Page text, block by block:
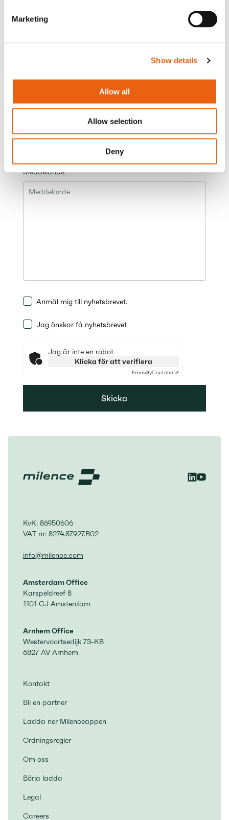
Marketing
Show details
Allow all
Allow selection
Deny
El/tekniskt underhåll
Renhållning
(anläggningsarbeten
Operationer
Meddelande
Anmäl mig till nyhetsbrevet.
Jag önskar få nyhetsbrevet
Jag är inte en robot
Klicka för att verifiera
FriendlyCaptcha ⇗
Skicka
KvK: 86950606
VAT nr: 8274.87.927.B02
info@milence.com
Amsterdam Office
Karspeldreef 8
1101 CJ Amsterdam
Arnhem Office
Westervoortsedijk 73-KB
6827 AV Arnhem
Kontakt
Bli en partner
Ladda ner Milenceappen
Ordningsregler
Om oss
Börja ladda
Legal
Careers